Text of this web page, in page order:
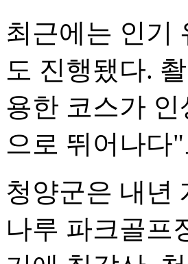
최근에는 인기
도 진행됐다.
용한 코스가
으로 뛰어나다
청양군은 내년
나루 파크골프